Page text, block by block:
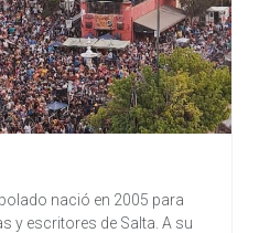
nació en 2005 para
y escritores de Salta. A su